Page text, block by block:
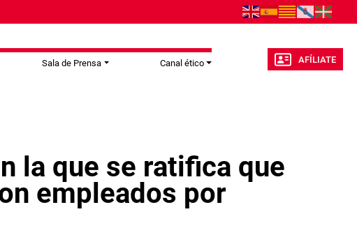
Sala de Prensa Canal ético AFÍLIATE
la que se ratifica que
empleados por